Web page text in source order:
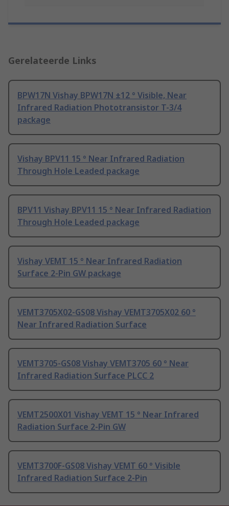
Gerelateerde Links
BPW17N Vishay BPW17N ±12 ° Visible, Near
Infrared Radiation Phototransistor T-3/4
package
Vishay BPV11 15 ° Near Infrared Radiation
Through Hole Leaded package
BPV11 Vishay BPV11 15 ° Near Infrared Radiation
Through Hole Leaded package
Vishay VEMT 15 ° Near Infrared Radiation
Surface 2-Pin GW package
VEMT3705X02-GS08 Vishay VEMT3705X02 60 °
Near Infrared Radiation Surface
VEMT3705-GS08 Vishay VEMT3705 60 ° Near
Infrared Radiation Surface PLCC 2
VEMT2500X01 Vishay VEMT 15 ° Near Infrared
Radiation Surface 2-Pin GW
VEMT3700F-GS08 Vishay VEMT 60 ° Visible
Infrared Radiation Surface 2-Pin